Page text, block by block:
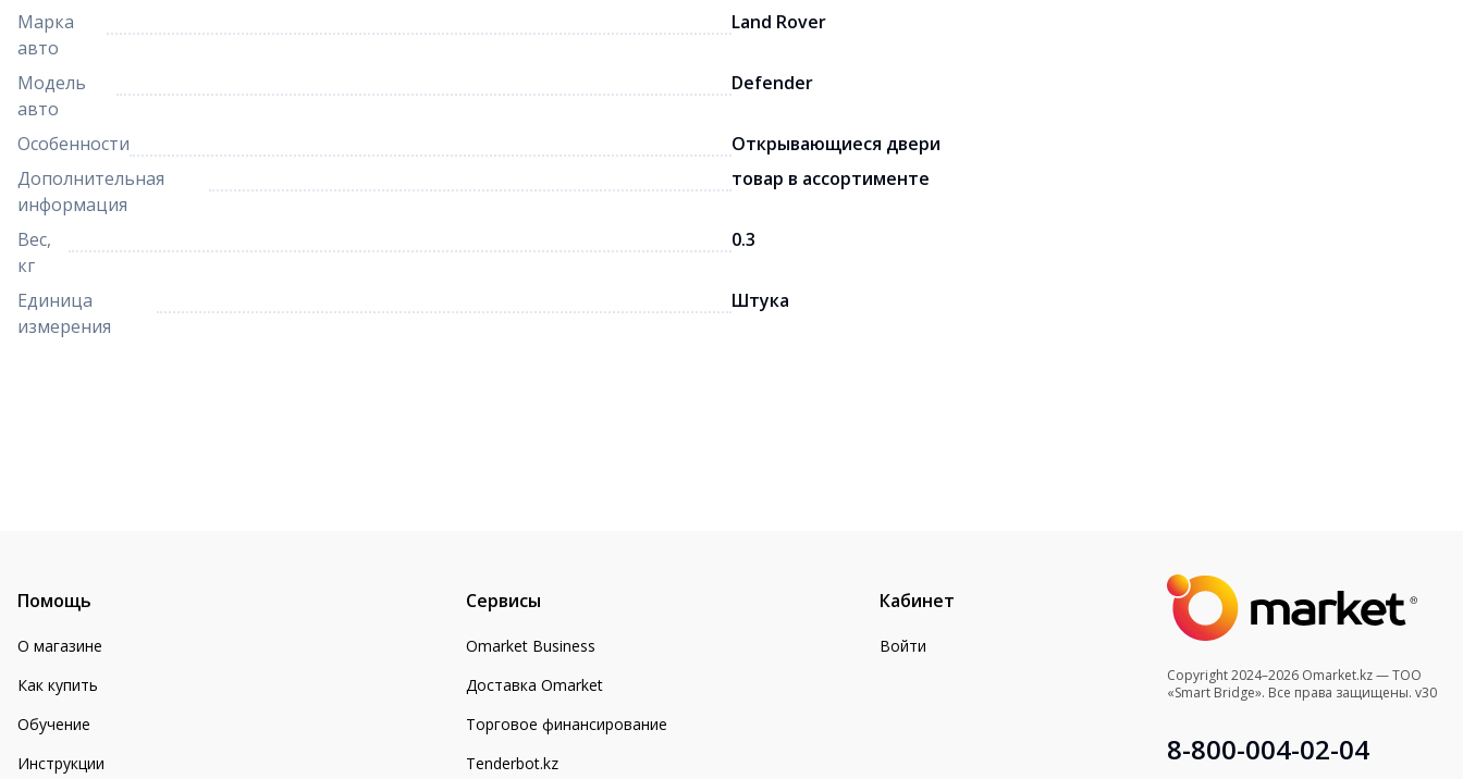
Марка
авто
Land Rover
Модель
авто
Defender
Особенности
Открывающиеся двери
Дополнительная
информация
товар в ассортименте
Вес,
кг
0.3
Единица
измерения
Штука
Помощь
О магазине
Как купить
Обучение
Инструкции
Сервисы
Omarket Business
Доставка Omarket
Торговое финансирование
Tenderbot.kz
Кабинет
Войти
Copyright 2024–2026 Omarket.kz — ТОО
«Smart Bridge». Все права защищены. v30
8-800-004-02-04